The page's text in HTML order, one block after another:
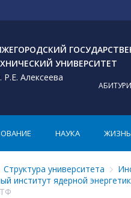
УНИВЕРСИТЕТ
Р.Е. Алексеева
НАУКА ЖИЗНЬ
Структура университета
институт ядерной